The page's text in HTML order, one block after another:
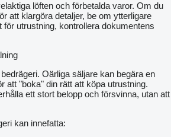
is made of quality hardened steel
tooth production;
Green Star harrow is the copyright
in the field; interchangeable teeth
with high-strength bolts and self-locking
a diameter of 6 to 12 mm is installed
provides the necessary deepening on all
on field conditions;
löften och förbetalda varor. Om du
att klargöra detaljer, be om ytterligare
för utrustning, kontrollera dokumentens
Oärliga säljare kan begära en
att "boka" din rätt att köpa utrustning.
ett stort belopp och försvinna, utan att
kan innefatta: